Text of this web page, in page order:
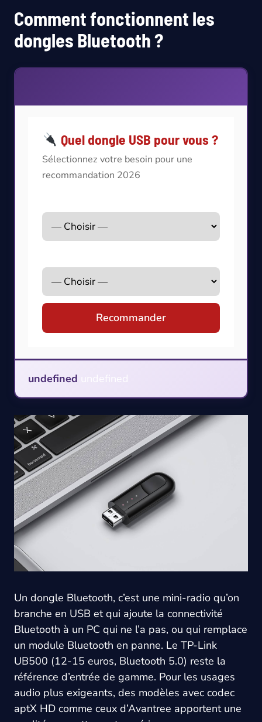
Comment fonctionnent les
dongles Bluetooth ?
Quel dongle USB pour vous ?
Sélectionnez votre besoin pour une
recommandation 2026
Recommander
undefined undefined
Un dongle Bluetooth, c’est une mini-radio qu’on
branche en USB et qui ajoute la connectivité
Bluetooth à un PC qui ne l’a pas, ou qui remplace
un module Bluetooth en panne. Le TP-Link
UB500 (12-15 euros, Bluetooth 5.0) reste la
référence d’entrée de gamme. Pour les usages
audio plus exigeants, des modèles avec codec
aptX HD comme ceux d’Avantree apportent une